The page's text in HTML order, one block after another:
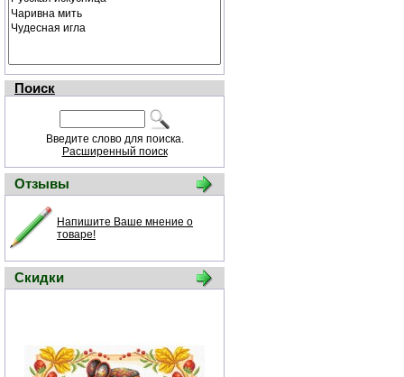
Поиск
Введите слово для поиска.
Расширенный поиск
Отзывы
Напишите Ваше мнение о
товаре!
Скидки